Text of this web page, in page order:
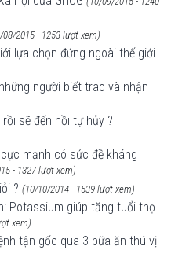
08/2015 - 1253 lượt xem)
lựa chọn đứng ngoài thế giới
người biết trao và nhận
sẽ đến hồi tự hủy ?
mạnh có sức đề kháng
- 1327 lượt xem)
? (10/10/2014 - 1539 lượt xem)
Potassium giúp tăng tuổi thọ
xem)
tận gốc qua 3 bữa ăn thú vị